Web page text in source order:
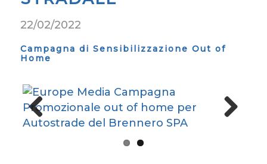
22/02/2022
Campagna di Sensibilizzazione Out of
Home
Previous